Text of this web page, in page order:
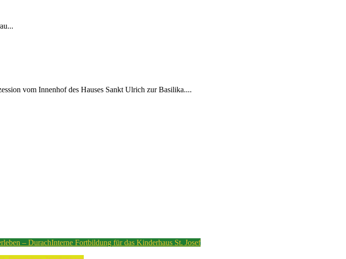
vom Innenhof des Hauses Sankt Ulrich zur Basilika....
– DurachInterne Fortbildung für das Kinderhaus St. Josef